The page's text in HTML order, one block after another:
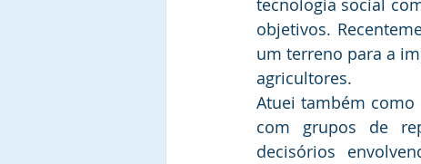
tecnologia social
objetivos.
um terreno para a
agricultores.
Atuei também como
com grupos de
decisórios